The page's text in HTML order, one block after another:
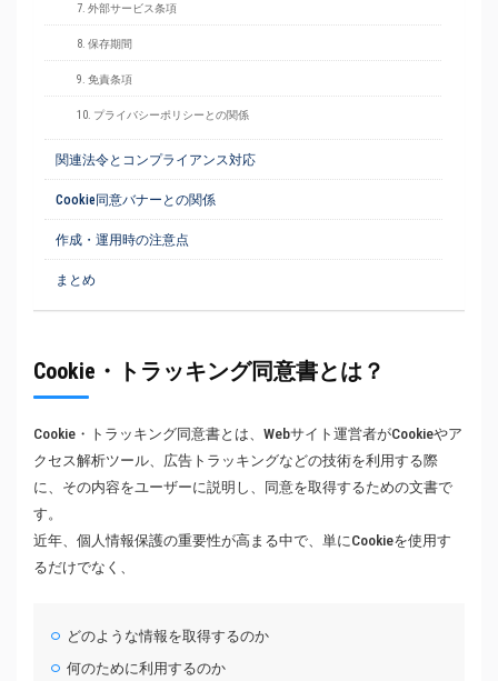
7. 外部サービス条項
8. 保存期間
9. 免責条項
10. プライバシーポリシーとの関係
関連法令とコンプライアンス対応
Cookie同意バナーとの関係
作成・運用時の注意点
まとめ
Cookie・トラッキング同意書とは？
Cookie・トラッキング同意書とは、Webサイト運営者がCookieやア
クセス解析ツール、広告トラッキングなどの技術を利用する際
に、その内容をユーザーに説明し、同意を取得するための文書で
す。
近年、個人情報保護の重要性が高まる中で、単にCookieを使用す
るだけでなく、
どのような情報を取得するのか
何のために利用するのか